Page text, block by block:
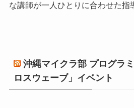
な講師が一人ひとりに合わせた指
沖縄マイクラ部 プログラ
ロスウェーブ」イベント